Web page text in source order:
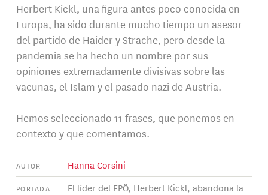
Herbert Kickl, una figura antes poco conocida en
Europa, ha sido durante mucho tiempo un asesor
del partido de Haider y Strache, pero desde la
pandemia se ha hecho un nombre por sus
opiniones extremadamente divisivas sobre las
vacunas, el Islam y el pasado nazi de Austria.
Hemos seleccionado 11 frases, que ponemos en
contexto y que comentamos.
AUTOR Hanna Corsini
PORTADA
El líder del FPÖ, Herbert Kickl, abandona la